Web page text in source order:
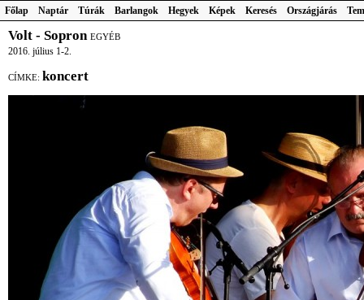
Főlap Naptár Túrák Barlangok Hegyek Képek Keresés Országjárás
Volt - Sopron EGYÉB
2016. július 1-2.
CÍMKE: koncert